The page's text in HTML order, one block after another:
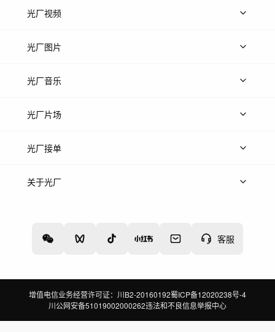
客服
光厂视频
上传视频
光厂图片
上传图片
光厂音乐
热门音乐
光厂片场
上传案例
光厂接单
上架服务
关于光厂
增值电信业务经营许可证：川B2-20160192蜀ICP备12020238号-4
川公网安备51019002000262违法和不良信息举报中心